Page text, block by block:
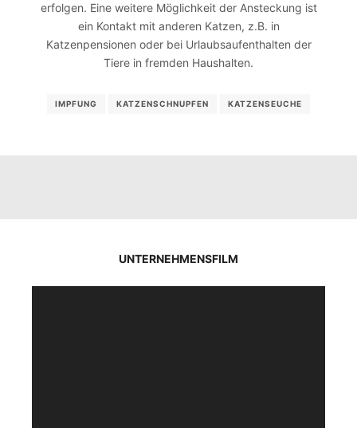
erfolgen. Eine weitere Möglichkeit der Ansteckung ist
ein Kontakt mit anderen Katzen, z.B. in
Katzenpensionen oder bei Urlaubsaufenthalten der
Tiere in fremden Haushalten.
IMPFUNG KATZENSCHNUPFEN KATZENSEUCHE
UNTERNEHMENSFILM